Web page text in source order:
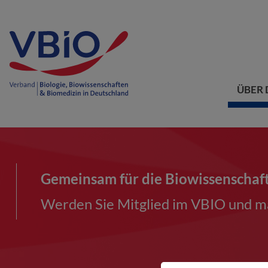
ÜBER
Gemeinsam für die
Werden Sie Mitglied im VBIO und